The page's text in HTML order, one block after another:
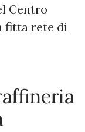
Centro
fitta rete di